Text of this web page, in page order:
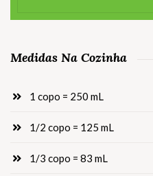
Medidas Na Cozinha
1 copo = 250 mL
1/2 copo = 125 mL
1/3 copo = 83 mL